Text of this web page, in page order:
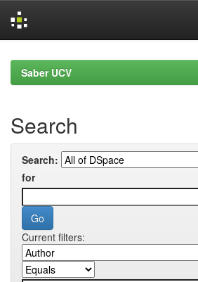
navigationSaber UCV
Search
Search:
for
Current filters: